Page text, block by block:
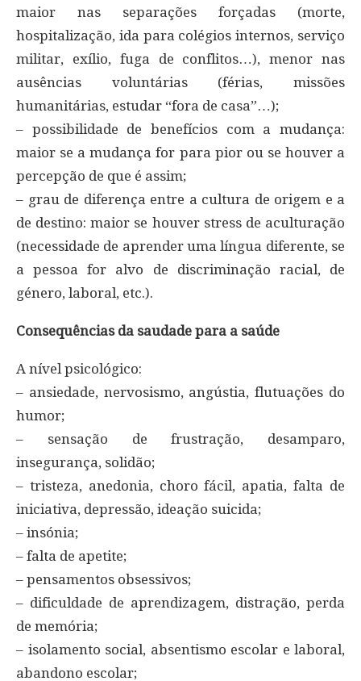
maior nas separações forçadas (morte,
hospitalização, ida para colégios internos, serviço
militar, exílio, fuga de conflitos…), menor nas
ausências voluntárias (férias, missões
humanitárias, estudar “fora de casa”…);
– possibilidade de benefícios com a mudança:
maior se a mudança for para pior ou se houver a
percepção de que é assim;
– grau de diferença entre a cultura de origem e a
de destino: maior se houver stress de aculturação
(necessidade de aprender uma língua diferente, se
a pessoa for alvo de discriminação racial, de
género, laboral, etc.).
Consequências da saudade para a saúde
A nível psicológico:
– ansiedade, nervosismo, angústia, flutuações do
humor;
– sensação de frustração, desamparo,
insegurança, solidão;
– tristeza, anedonia, choro fácil, apatia, falta de
iniciativa, depressão, ideação suicida;
– insónia;
– falta de apetite;
– pensamentos obsessivos;
– dificuldade de aprendizagem, distração, perda
de memória;
– isolamento social, absentismo escolar e laboral,
abandono escolar;